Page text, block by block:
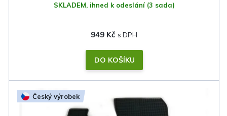
SKLADEM, ihned k odeslání (3 sada)
949 Kč
DO KOŠÍKU
Český výrobek